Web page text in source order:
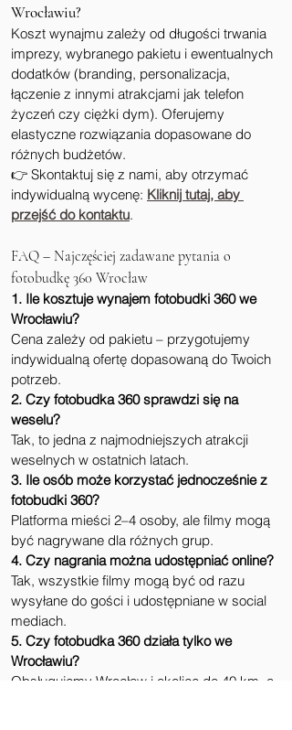
Wrocławiu?
Koszt wynajmu zależy od długości trwania
imprezy, wybranego pakietu i ewentualnych
dodatków (branding, personalizacja,
łączenie z innymi atrakcjami jak telefon
życzeń czy ciężki dym). Oferujemy
elastyczne rozwiązania dopasowane do
różnych budżetów.
👉 Skontaktuj się z nami, aby otrzymać
indywidualną wycenę: Kliknij tutaj, aby
przejść do kontaktu.
FAQ – Najczęściej zadawane pytania o
fotobudkę 360 Wrocław
1. Ile kosztuje wynajem fotobudki 360 we
Wrocławiu?
Cena zależy od pakietu – przygotujemy
indywidualną ofertę dopasowaną do Twoich
potrzeb.
2. Czy fotobudka 360 sprawdzi się na
weselu?
Tak, to jedna z najmodniejszych atrakcji
weselnych w ostatnich latach.
3. Ile osób może korzystać jednocześnie z
fotobudki 360?
Platforma mieści 2–4 osoby, ale filmy mogą
być nagrywane dla różnych grup.
4. Czy nagrania można udostępniać online?
Tak, wszystkie filmy mogą być od razu
wysyłane do gości i udostępniane w social
mediach.
5. Czy fotobudka 360 działa tylko we
Wrocławiu?
Obsługujemy Wrocław i okolice do 40 km, a